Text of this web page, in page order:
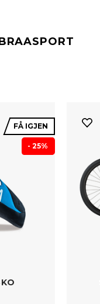
FÅ IGJEN
- 25%